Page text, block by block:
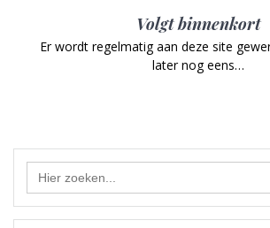
Volgt binnenkort
Er wordt regelmatig aan deze site
later nog eens…
Zoek